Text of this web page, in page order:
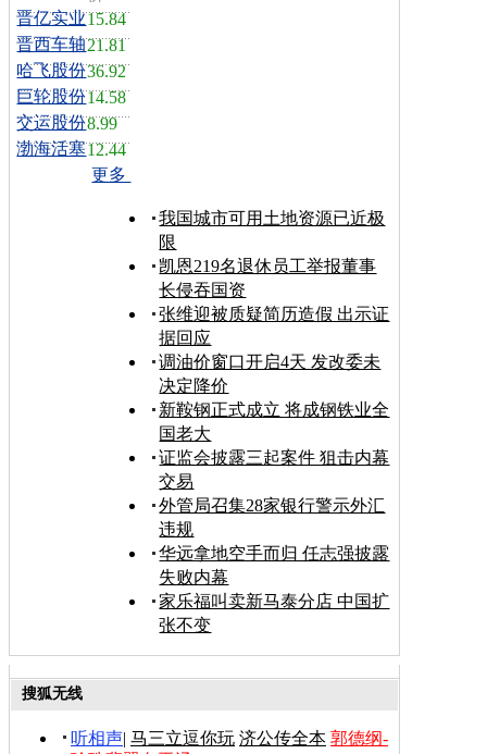
晋亿实业15.84
晋西车轴21.81
哈飞股份36.92
巨轮股份14.58
交运股份8.99
渤海活塞12.44
更多
我国城市可用土地资源已近极
限
凯恩219名退休员工举报董事
长侵吞国资
张维迎被质疑简历造假 出示证
据回应
调油价窗口开启4天 发改委未
决定降价
新鞍钢正式成立 将成钢铁业全
国老大
证监会披露三起案件 狙击内幕
交易
外管局召集28家银行警示外汇
违规
华远拿地空手而归 任志强披露
失败内幕
家乐福叫卖新马泰分店 中国扩
张不变
搜狐无线
听相声| 马三立逗你玩 济公传全本 郭德纲-